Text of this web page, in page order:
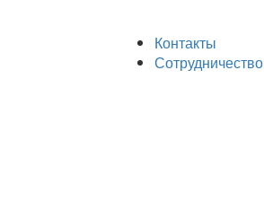
Контакты
Сотрудничество